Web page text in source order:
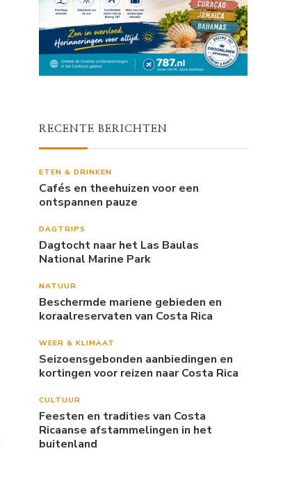
RECENTE BERICHTEN
ETEN & DRINKEN
Cafés en theehuizen voor een
ontspannen pauze
DAGTRIPS
Dagtocht naar het Las Baulas
National Marine Park
NATUUR
Beschermde mariene gebieden en
koraalreservaten van Costa Rica
WEER & KLIMAAT
Seizoensgebonden aanbiedingen en
kortingen voor reizen naar Costa Rica
CULTUUR
Feesten en tradities van Costa
Ricaanse afstammelingen in het
buitenland